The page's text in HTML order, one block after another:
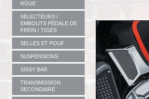
ROUE
SELECTEURS /
EMBOUTS PÉDALE DE
FREIN / TIGES
SELLES ET POUF
SUSPENSIONS
SISSY BAR
TRANSMISSION
SECONDAIRE